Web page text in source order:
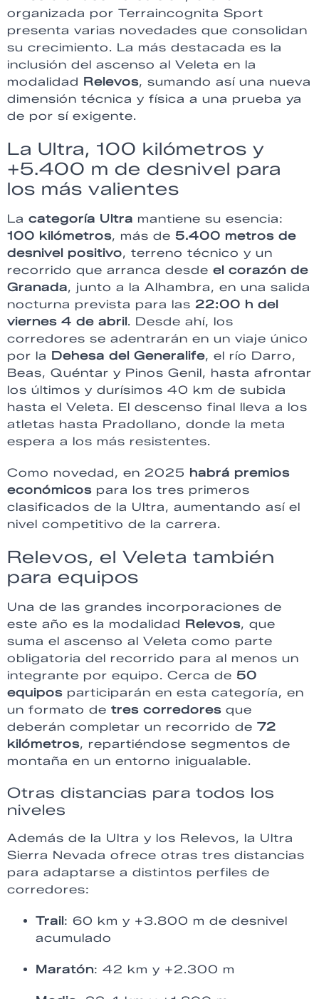
organizada por Terraincognita Sport
presenta varias novedades que consolidan
su crecimiento. La más destacada es la
inclusión del ascenso al Veleta en la
modalidad Relevos, sumando así una nueva
dimensión técnica y física a una prueba ya
de por sí exigente.
La Ultra, 100 kilómetros y
+5.400 m de desnivel para
los más valientes
La categoría Ultra mantiene su esencia:
100 kilómetros, más de 5.400 metros de
desnivel positivo, terreno técnico y un
recorrido que arranca desde el corazón de
Granada, junto a la Alhambra, en una salida
nocturna prevista para las 22:00 h del
viernes 4 de abril . Desde ahí, los
corredores se adentrarán en un viaje único
por la Dehesa del Generalife, el río Darro,
Beas, Quéntar y Pinos Genil, hasta afrontar
los últimos y durísimos 40 km de subida
hasta el Veleta. El descenso final lleva a los
atletas hasta Pradollano, donde la meta
espera a los más resistentes.
Como novedad, en 2025 habrá premios
económicos para los tres primeros
clasificados de la Ultra, aumentando así el
nivel competitivo de la carrera.
Relevos, el Veleta también
para equipos
Una de las grandes incorporaciones de
este año es la modalidad Relevos, que
suma el ascenso al Veleta como parte
obligatoria del recorrido para al menos un
integrante por equipo. Cerca de 50
equipos participarán en esta categoría, en
un formato de tres corredores que
deberán completar un recorrido de 72
kilómetros, repartiéndose segmentos de
montaña en un entorno inigualable.
Otras distancias para todos los
niveles
Además de la Ultra y los Relevos, la Ultra
Sierra Nevada ofrece otras tres distancias
para adaptarse a distintos perfiles de
corredores:
Trail : 60 km y +3.800 m de desnivel
acumulado
Maratón: 42 km y +2.300 m